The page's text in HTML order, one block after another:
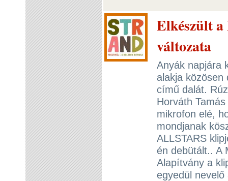
Elkészült a
változata
Anyák napjára
alakja
című dalát.
Horváth
mikrofon elé,
mondjanak
ALLSTARS
én debütált.. A
Alapítvány a
egyedül